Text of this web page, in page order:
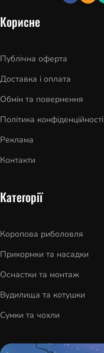
Корисне
Публічна оферта
Доставка і оплата
Обмін та повернення
Політика конфіденційності
Реклама
Контакти
Категорії
Коропова риболовля
Прикормки та насадки
Оснастки та монтаж
Вудилища та котушки
Сумки та чохли